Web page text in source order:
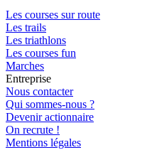
Les courses sur route
Les trails
Les triathlons
Les courses fun
Marches
Entreprise
Nous contacter
Qui sommes-nous ?
Devenir actionnaire
On recrute !
Mentions légales